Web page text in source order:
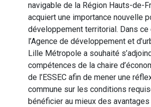
navigable de la Région Hauts-de-
acquiert une importance nouvelle
développement territorial. Dans ce
l’Agence de développement et
Lille Métropole a souhaité
compétences de la chaire
de l’ESSEC afin de mener une
commune sur les conditions
bénéficier au mieux des